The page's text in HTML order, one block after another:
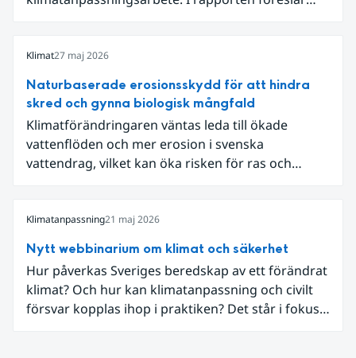
Klimat27 maj 2026
Naturbaserade erosionsskydd för att hindra
skred och gynna biologisk mångfald
Klimatförändringaren väntas leda till ökade
vattenflöden och mer erosion i svenska
vattendrag, vilket kan öka risken för ras och
ligger nära älven. När Trafikverket skulle säkra
vägen valde myndigheten, tillsammans med
Statens geotekniska institut (SGI), att arbeta med
naturbaserade erosionsskydd där teknisk
säkerhet kombineras med biologisk mångfald och
hänsyn till landskapet.
Klimatanpassning21 maj 2026
Nytt webbinarium om klimat och säkerhet
Hur påverkas Sveriges beredskap av ett förändrat
klimat? Och hur kan klimatanpassning och civilt
försvar kopplas ihop i praktiken? Det står i fokus i